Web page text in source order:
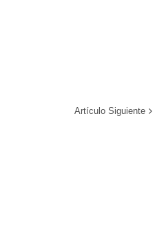
Artículo Siguiente